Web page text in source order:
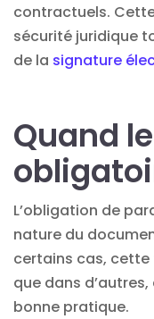
contractuels.
sécurité juridique
de la signature
Quand
L’obligation de
nature du
certains cas,
que dans
bonne pratique.